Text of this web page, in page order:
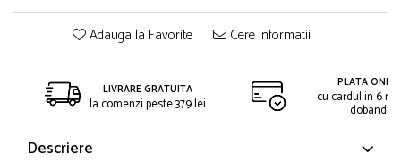
Adauga la Favorite Cere informatii
LIVRARE GRATUITA
la comenzi peste 379 lei
PLATA
cu cardul in 6
dobanda
Descriere